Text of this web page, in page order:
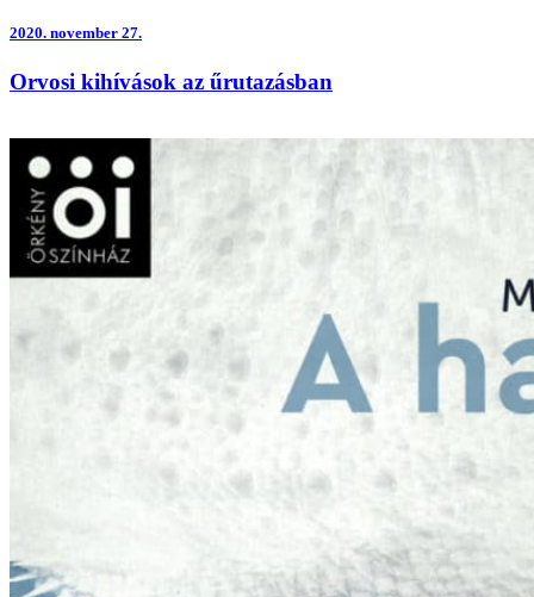
2020. november 27.
Orvosi kihívások az űrutazásban